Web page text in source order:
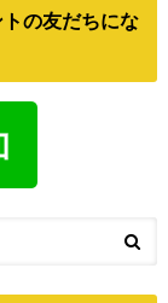
の友だちにな